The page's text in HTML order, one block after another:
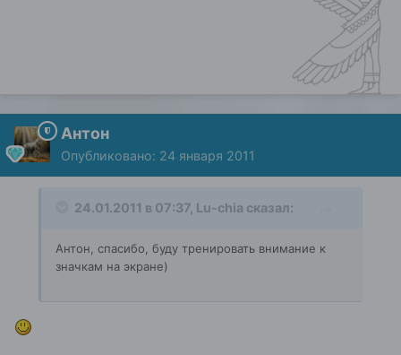
Антон
Опубликовано: 24 января 2011
24.01.2011 в 07:37, Lu-chia сказал:
Антон, спасибо, буду тренировать внимание к
значкам на экране)